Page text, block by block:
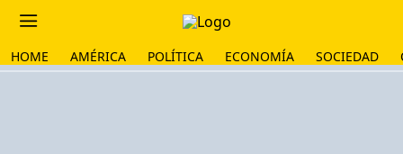
HOME AMÉRICA POLÍTICA ECONOMÍA SOCIEDAD